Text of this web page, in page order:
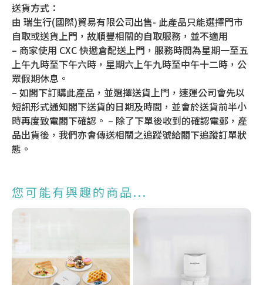
送貨方式：
由 瑞生行(國際)貿易有限公司出售- 此產品只能選擇門市
自取或送貨上門，故順豐相關的自取服務，並不適用
– 商家使用 CXC 快遞倉配送上門，服務時間為星期一至五
上午九時至下午六時，星期六上午九時至中午十二時，公
眾假期休息。
– 如閣下訂購此產品，並選擇送貨上門，速運公司會先以
短訊形式通知閣下送貨的日期及時間，並會於送貨前半小
時再度致電閣下確認。 – 除了下單後收到的確認電郵，產
品出貨後，我們亦會傳送相關之追蹤號給閣下追蹤訂單狀
態。
您可能有興趣的商品...